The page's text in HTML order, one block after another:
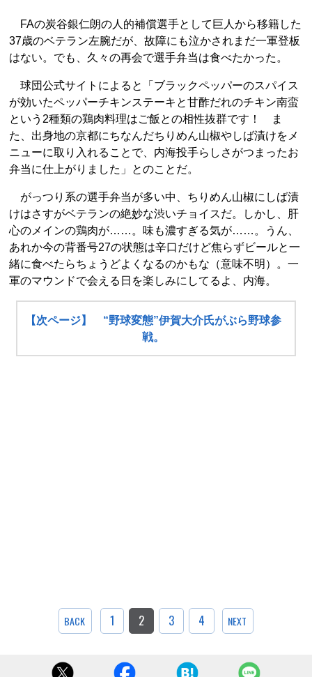
FAの炭谷銀仁朗の人的補償選手として巨人から移籍した
37歳のベテラン左腕だが、故障にも泣かされまだ一軍登板
はない。でも、久々の再会で選手弁当は食べたかった。
球団公式サイトによると「ブラックペッパーのスパイス
が効いたペッパーチキンステーキと甘酢だれのチキン南蛮
という2種類の鶏肉料理はご飯との相性抜群です！ ま
た、出身地の京都にちなんだちりめん山椒やしば漬けをメ
ニューに取り入れることで、内海投手らしさがつまったお
弁当に仕上がりました」とのことだ。
がっつり系の選手弁当が多い中、ちりめん山椒にしば漬
けはさすがベテランの絶妙な渋いチョイスだ。しかし、肝
心のメインの鶏肉が……。味も濃すぎる気が……。うん、
あれか今の背番号27の状態は辛口だけど焦らずビールと一
緒に食べたらちょうどよくなるのかもな（意味不明）。一
軍のマウンドで会える日を楽しみにしてるよ、内海。
【次ページ】 “野球変態”伊賀大介氏がぶら野球参
戦。
BACK 1 2 3 4 NEXT